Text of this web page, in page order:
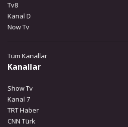
Tv8
Kanal D
Now Tv
Tüm Kanallar
Kanallar
Show Tv
Kanal 7
TRT Haber
CNN Türk